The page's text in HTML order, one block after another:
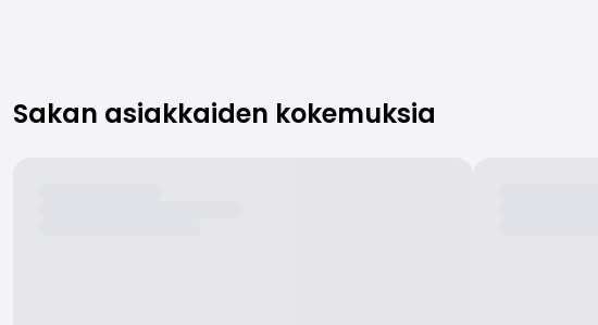
Sakan asiakkaiden kokemuksia